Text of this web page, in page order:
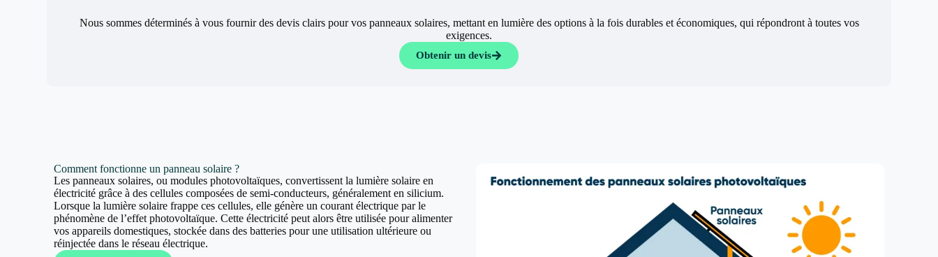
Nous sommes déterminés à vous fournir des devis clairs pour vos panneaux solaires, mettant en lumière des options à la fois durables et économiques, qui répondront à toutes vos
exigences.
Obtenir un devis
Comment fonctionne un panneau solaire ?
Les panneaux solaires, ou modules photovoltaïques, convertissent la lumière solaire en
électricité grâce à des cellules composées de semi-conducteurs, généralement en silicium.
Lorsque la lumière solaire frappe ces cellules, elle génère un courant électrique par le
phénomène de l’effet photovoltaïque. Cette électricité peut alors être utilisée pour alimenter
vos appareils domestiques, stockée dans des batteries pour une utilisation ultérieure ou
réinjectée dans le réseau électrique.